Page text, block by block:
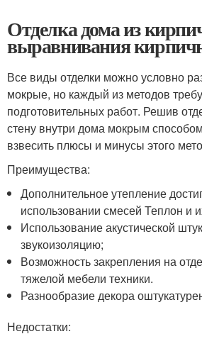
Отделка дома из
выравнивания
Все виды отделки можно условно
мокрые, но каждый из методов
подготовительных работ. Решив
стену внутри дома мокрым
взвесить плюсы и минусы этого
Преимущества:
Дополнительное утепление
использовании смесей Теплон и
Использование акустической
звукоизоляцию;
Возможность закрепления на
тяжелой мебели техники.
Разнообразие декора
Недостатки: